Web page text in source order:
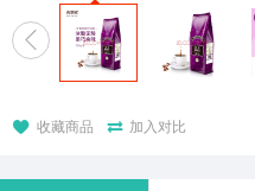

 收藏商品  加入对比